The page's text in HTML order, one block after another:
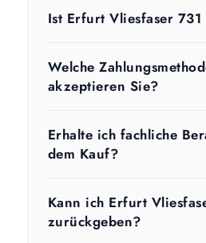
Ist Erfurt Vliesfaser
Welche
akzeptieren Sie?
Erhalte ich fachliche
dem Kauf?
Kann ich Erfurt
zurückgeben?